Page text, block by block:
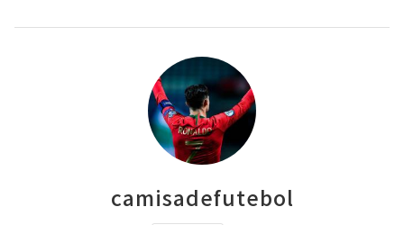
camisadefutebol